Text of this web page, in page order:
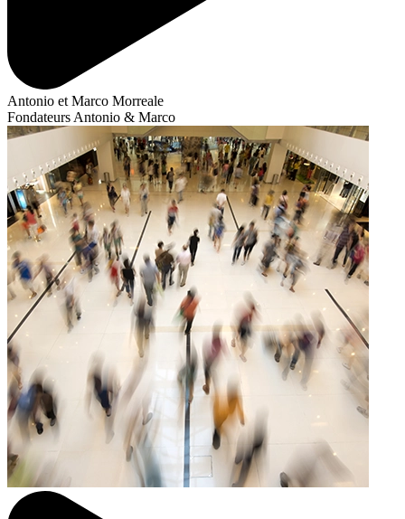
Antonio et Marco Morreale
Fondateurs Antonio & Marco